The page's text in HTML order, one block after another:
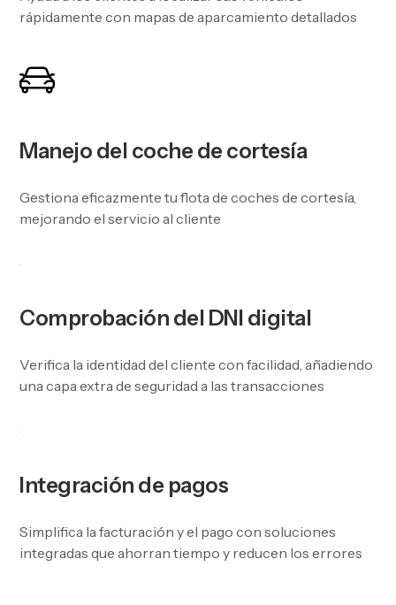
rápidamente con mapas de aparcamiento detallados
Manejo del coche de cortesía
Gestiona eficazmente tu flota de coches de cortesía,
mejorando el servicio al cliente
Comprobación del DNI digital
Verifica la identidad del cliente con facilidad, añadiendo
una capa extra de seguridad a las transacciones
Integración de pagos
Simplifica la facturación y el pago con soluciones
integradas que ahorran tiempo y reducen los errores